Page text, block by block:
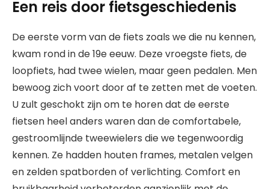
Een reis door fietsgeschiedenis
De eerste vorm van de fiets zoals we die nu kennen,
kwam rond in de 19e eeuw. Deze vroegste fiets, de
loopfiets, had twee wielen, maar geen pedalen. Men
bewoog zich voort door af te zetten met de voeten.
U zult geschokt zijn om te horen dat de eerste
fietsen heel anders waren dan de comfortabele,
gestroomlijnde tweewielers die we tegenwoordig
kennen. Ze hadden houten frames, metalen velgen
en zelden spatborden of verlichting. Comfort en